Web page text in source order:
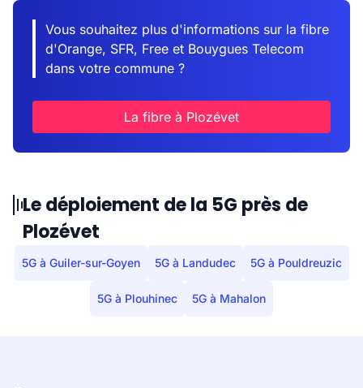
Vous souhaitez plus d'informations sur la fibre
d'Orange, SFR, Free et Bouygues Telecom
dans votre commune ?
La fibre à Plozévet
Le déploiement de la 5G près de
Plozévet
5G à Guiler-sur-Goyen 5G à Landudec 5G à Pouldreuzic
5G à Plouhinec 5G à Mahalon